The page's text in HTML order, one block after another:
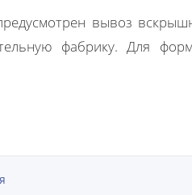
вывоз
фабрику. Для